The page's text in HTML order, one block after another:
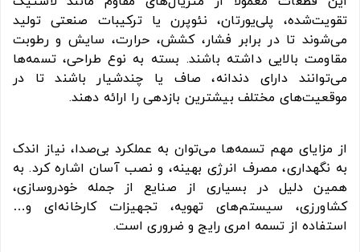
تقویت‌شده، پلی‌یورتان، نئوپرن یا ترکیبات صنعتی تولید
می‌شوند تا در برابر فشار، کشش، حرارت، سایش و رطوبت
مقاومت بالایی داشته باشند. بسته به نوع طراحی، تسمه‌ها
می‌توانند دارای دندانه، صاف یا چندشیار باشند تا در
موقعیت‌های مختلف بیشترین بازدهی را ارائه دهند.
از مزایای مهم تسمه‌ها می‌توان به عملکرد بی‌صدا، نیاز اندک
به نگهداری، مصرف انرژی بهینه، و نصب آسان اشاره کرد. به
همین دلیل در بسیاری از صنایع از جمله خودروسازی،
کشاورزی، سیستم‌های تهویه، تجهیزات کارخانه‌ای و…
استفاده از تسمه امری رایج و ضروری است.